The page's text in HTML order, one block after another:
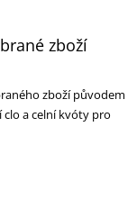
zboží
zboží původem
a celní kvóty pro